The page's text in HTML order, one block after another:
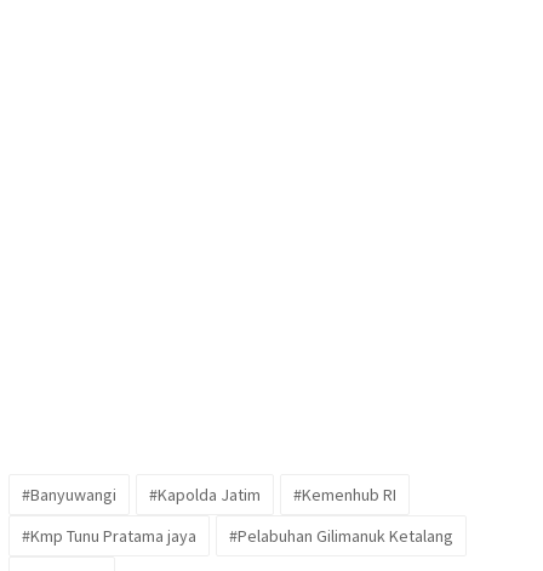
#Banyuwangi #Kapolda Jatim
#Kemenhub RI
#Kmp Tunu Pratama jaya
#Pelabuhan Gilimanuk Ketalang